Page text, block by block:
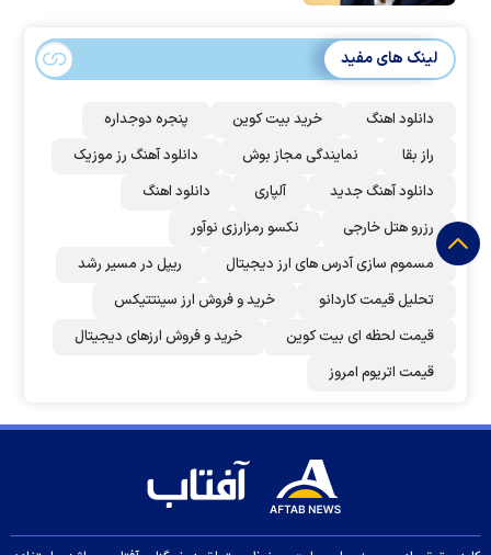
لینک های مفید
دانلود اهنگ خرید بیت کوین
پنجره دوجداره
راز بقا
نمایندگی مجاز بوش
دانلود آهنگ رز‌ موزیک
دانلود آهنگ جدید
آلپاری
دانلود اهنگ
رزرو هتل خارجی
نکسو رمزارزی نوآور
مسموم سازی آدرس های ارز دیجیتال
ریپل در مسیر رشد
تحلیل قیمت کاردانو
خرید و فروش ارز سینتتیکس
قیمت لحظه ای بیت کوین
خرید و فروش ارزهای دیجیتال
قیمت اتریوم امروز